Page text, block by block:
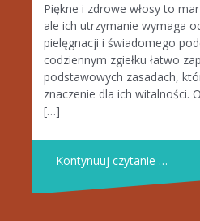
Piękne i zdrowe włosy to
ale ich utrzymanie wymaga
pielęgnacji i świadomego
codziennym zgiełku łatwo
podstawowych zasadach,
znaczenie dla ich witalności.
[…]
Kontynuuj czytanie …